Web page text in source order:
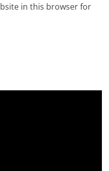
in this browser for